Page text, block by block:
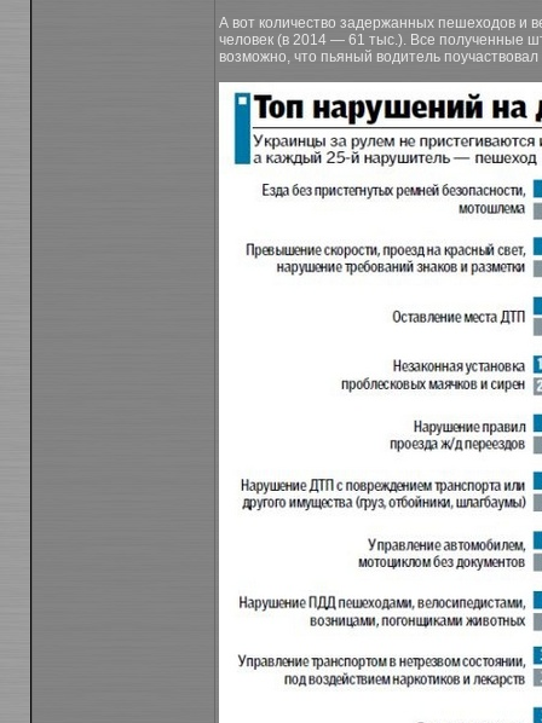
А вот количество задержанных пешеходов и
человек (в 2014 — 61 тыс.). Все полученные
возможно, что пьяный водитель